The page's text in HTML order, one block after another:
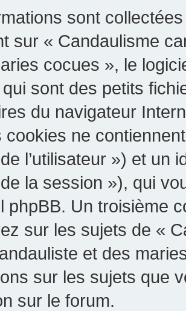
sont
sur « Candaulisme
cocues », le
sont des petits
du navigateur
cookies ne
l’utilisateur ») et un
la session »), qui
phpBB. Un troisième
sur les sujets de «
et des
sur les sujets que
sur le forum.